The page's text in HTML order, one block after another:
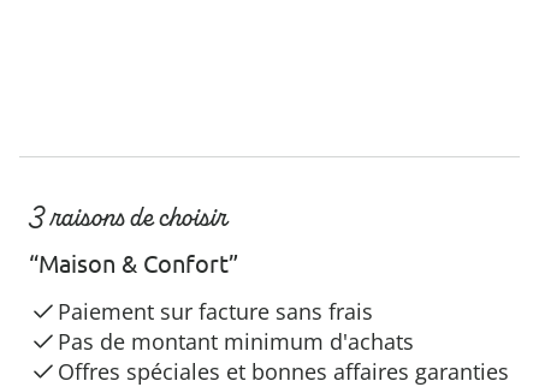
3 raisons de choisir
“Maison & Confort”
Paiement sur facture sans frais
Pas de montant minimum d'achats
Offres spéciales et bonnes affaires garanties